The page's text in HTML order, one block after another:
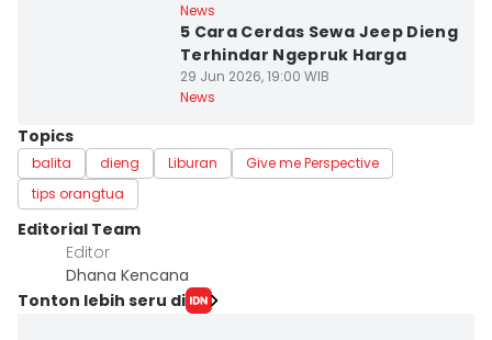
News
5 Cara Cerdas Sewa Jeep Dieng
Terhindar Ngepruk Harga
29 Jun 2026, 19:00 WIB
News
Topics
balita dieng Liburan
Give me Perspective
tips orangtua
Editorial Team
Editor
Dhana Kencana
Tonton lebih seru di